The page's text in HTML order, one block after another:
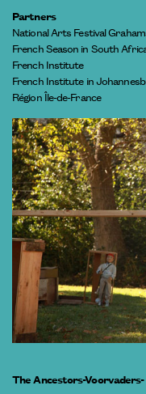
Partners
National Arts Festival
French Season in South
French Institute
French Institute in
Région Île-de-France
The Ancestors-